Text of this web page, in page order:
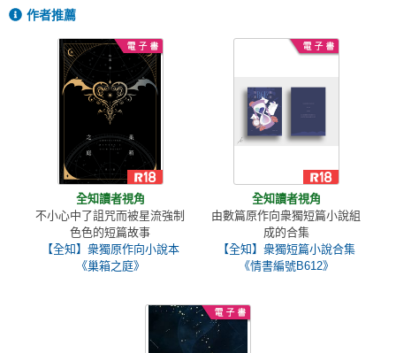
作者推薦
全知讀者視角
不小心中了詛咒而被星流強制
色色的短篇故事
【全知】衆獨原作向小說本
《巢箱之庭》
全知讀者視角
由數篇原作向衆獨短篇小說組
成的合集
【全知】衆獨短篇小說合集
《情書編號B612》